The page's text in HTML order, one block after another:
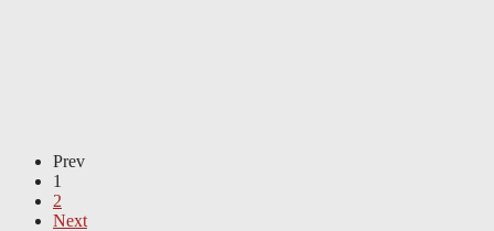
Prev
1
2
Next